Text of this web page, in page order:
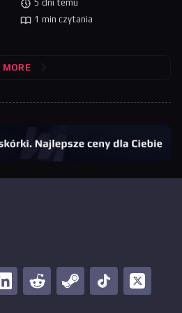
5 dni temu
1 min czytania
MORE